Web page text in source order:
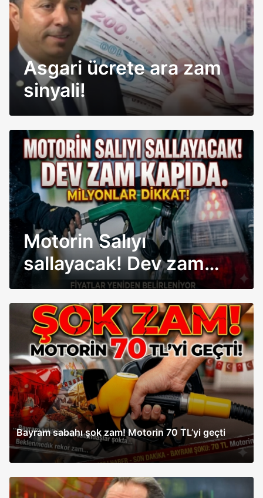
Asgari ücrete ara zam
sinyali!
Motorin Salıyı
sallayacak! Dev zam
kapıda
Bayram sabahı şok zam! Motorin 70 TL’yi geçti